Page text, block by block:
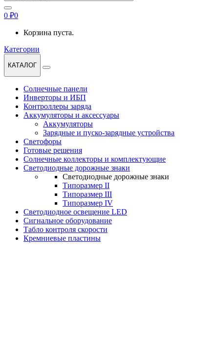
0 ₽0
Корзина пуста.
Категории
КАТАЛОГ
Солнечные панели
Инверторы и ИБП
Контроллеры заряда
Аккумуляторы и аксессуары
Аккумуляторы
Зарядные и пуско-зарядные устройства
Светофоры
Готовые решения
Солнечные коллекторы и комплектующие
Светодиодные дорожные знаки
Светодиодные дорожные знаки
Типоразмер II
Типоразмер III
Типоразмер IV
Светодиодное освещение LED
Сигнальное оборудование
Табло контроля скорости
Кремниевые пластины